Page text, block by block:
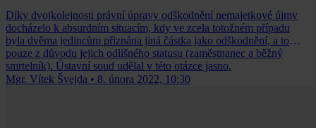
Díky dvojkolejnosti právní úpravy odškodnění nemajetkové újmy
docházelo k absurdním situacím, kdy ve zcela totožném případu
byla dvěma jedincům přiznána jiná částka jako odškodnění, a to
pouze z důvodu jejich odlišného statusu (zaměstnanec a běžný
smrtelník). Ústavní soud udělal v této otázce jasno.
Mgr. Vítek Švejda • 8. února 2022, 10:30